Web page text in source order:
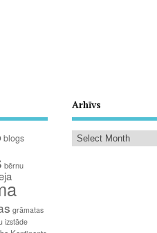
blogs
bērnu
grāmatas
izstāde
Arhīvs